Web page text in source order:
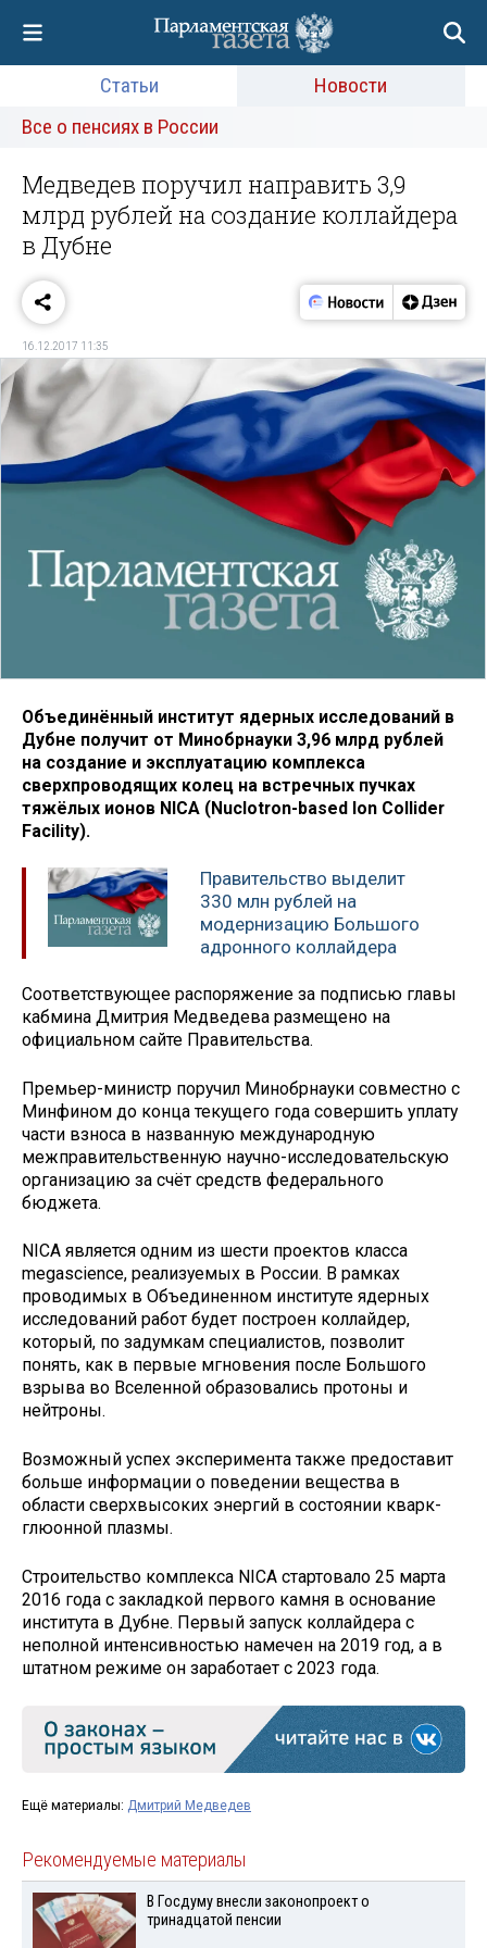
Статьи
Новости
Все о пенсиях в России
Медведев поручил направить 3,9
млрд рублей на создание коллайдера
в Дубне
16.12.2017 11:35
Объединённый институт ядерных исследований в
Дубне получит от Минобрнауки 3,96 млрд рублей
на создание и эксплуатацию комплекса
сверхпроводящих колец на встречных пучках
тяжёлых ионов NICA (Nuclotron-based Ion Collider
Faсility).
Правительство выделит
330 млн рублей на
модернизацию Большого
адронного коллайдера
Соответствующее распоряжение за подписью главы
кабмина Дмитрия Медведева размещено на
официальном сайте Правительства.
Премьер-министр поручил Минобрнауки совместно с
Минфином до конца текущего года совершить уплату
части взноса в названную международную
межправительственную научно-исследовательскую
организацию за счёт средств федерального
бюджета.
NICA является одним из шести проектов класса
megascience, реализуемых в России. В рамках
проводимых в Объединенном институте ядерных
исследований работ будет построен коллайдер,
который, по задумкам специалистов, позволит
понять, как в первые мгновения после Большого
взрыва во Вселенной образовались протоны и
нейтроны.
Возможный успех эксперимента также предоставит
больше информации о поведении вещества в
области сверхвысоких энергий в состоянии кварк-
глюонной плазмы.
Строительство комплекса NICA стартовало 25 марта
2016 года с закладкой первого камня в основание
института в Дубне. Первый запуск коллайдера с
неполной интенсивностью намечен на 2019 год, а в
штатном режиме он заработает с 2023 года.
Ещё материалы: Дмитрий Медведев
Рекомендуемые материалы
В Госдуму внесли законопроект о
тринадцатой пенсии